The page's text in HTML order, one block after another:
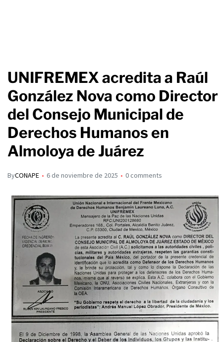
UNIFREMEX acredita a Raúl
González Nova como Director
del Consejo Municipal de
Derechos Humanos en
Almoloya de Juárez
ByCONAPE 6 de noviembre de 2025 0 comments